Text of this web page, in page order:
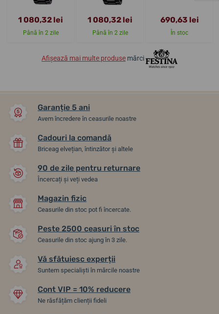
1 080,32 lei
Până în 2 zile
1 080,32 lei
Până în 2 zile
690,63 lei
În stoc
Afișează mai multe produse mărci
Garanție 5 ani
Avem încredere în ceasurile noastre
Cadouri la comandă
Briceag elvețian, întinzător și altele
90 de zile pentru returnare
Încercați și veți vedea
Magazin fizic
Ceasurile din stoc pot fi încercate.
Peste 2500 ceasuri în stoc
Ceasurile din stoc ajung în 3 zile.
Vă sfătuiesc experții
Suntem specialiști în mărcile noastre
Cont VIP = 10% reducere
Ne răsfățăm clienții fideli